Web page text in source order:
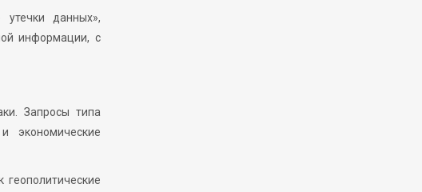
данных»,
информации, с
Запросы типа
экономические